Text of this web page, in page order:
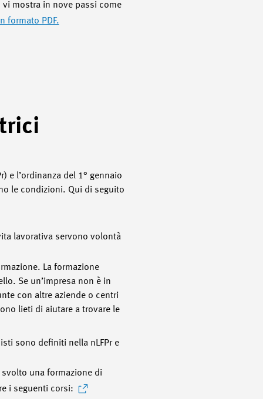
mostra in nove passi come
formato PDF.
e l’ordinanza del 1° gennaio
le condizioni. Qui di seguito
lavorativa servono volontà
La formazione
Se un’impresa non è in
con altre aziende o centri
lieti di aiutare a trovare le
sono definiti nella nLFPr e
una formazione di
i seguenti corsi: